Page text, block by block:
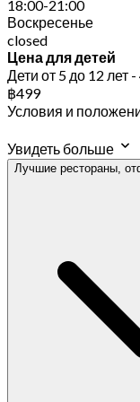
18:00-21:00
Воскресенье
closed
Цена для детей
Дети от 5 до 12
฿499
Условия и
Увидеть больше
Лучшие рестораны,